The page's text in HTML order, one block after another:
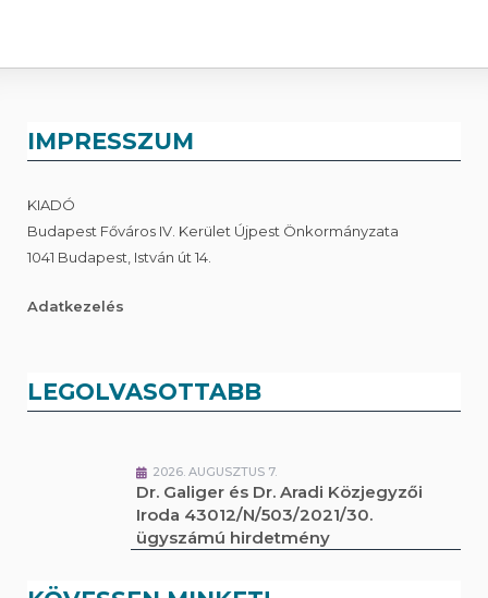
IMPRESSZUM
KIADÓ
Budapest Főváros IV. Kerület Újpest Önkormányzata
1041 Budapest, István út 14.
Adatkezelés
LEGOLVASOTTABB
2026. AUGUSZTUS 7.
Dr. Galiger és Dr. Aradi Közjegyzői
Iroda 43012/N/503/2021/30.
ügyszámú hirdetmény